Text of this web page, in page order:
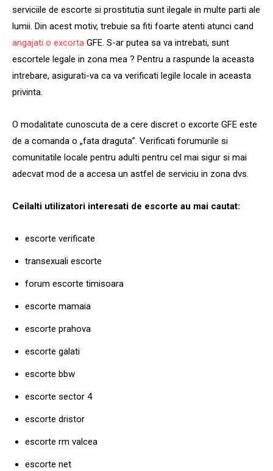
serviciile de escorte si prostitutia sunt ilegale in multe parti ale
lumii. Din acest motiv, trebuie sa fiti foarte atenti atunci cand
angajati o excorta GFE. S-ar putea sa va intrebati, sunt
escortele legale in zona mea ? Pentru a raspunde la aceasta
intrebare, asigurati-va ca va verificati legile locale in aceasta
privinta.
O modalitate cunoscuta de a cere discret o excorte GFE este
de a comanda o „fata draguta”. Verificati forumurile si
comunitatile locale pentru adulti pentru cel mai sigur si mai
adecvat mod de a accesa un astfel de serviciu in zona dvs.
Ceilalti utilizatori interesati de escorte au mai cautat:
escorte verificate
transexuali escorte
forum escorte timisoara
escorte mamaia
escorte prahova
escorte galati
escorte bbw
escorte sector 4
escorte dristor
escorte rm valcea
escorte net